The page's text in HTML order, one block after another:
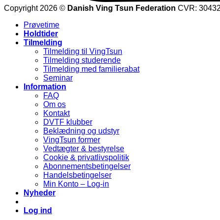
Copyright 2026 © Danish Ving Tsun Federation CVR:
Prøvetime
Holdtider
Tilmelding
Tilmelding til VingTsun
Tilmelding studerende
Tilmelding med familierabat
Seminar
Information
FAQ
Om os
Kontakt
DVTF klubber
Beklædning og udstyr
VingTsun former
Vedtægter & bestyrelse
Cookie & privatlivspolitik
Abonnementsbetingelser
Handelsbetingelser
Min Konto – Log-in
Nyheder
Log ind